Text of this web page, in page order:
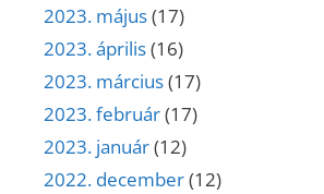
2023. május(17)
2023. április(16)
2023. március(17)
2023. február(17)
2023. január(12)
2022. december(12)